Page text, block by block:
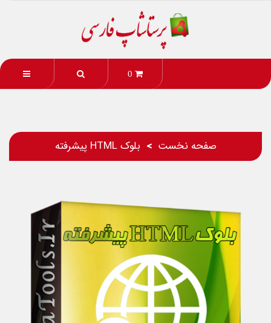
0
صفحه نخست بلوک HTML پیشرفته